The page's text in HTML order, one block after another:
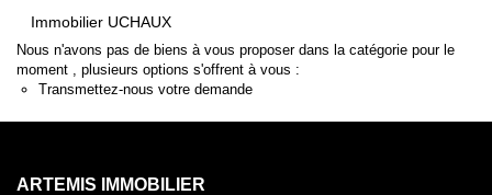
Immobilier UCHAUX
Nous n'avons pas de biens à vous proposer dans la catégorie pour le
moment , plusieurs options s'offrent à vous :
Transmettez-nous votre demande
ARTEMIS IMMOBILIER